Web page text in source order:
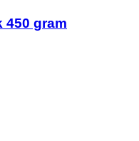
gram